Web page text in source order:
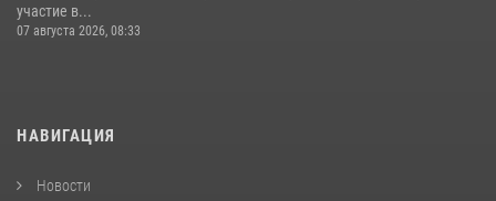
участие в...
07 августа 2026, 08:33
НАВИГАЦИЯ
Новости